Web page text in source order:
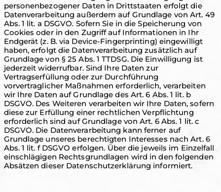
personenbezogener Daten in Drittstaaten erfolgt die
Datenverarbeitung außerdem auf Grundlage von Art. 49
Abs. 1 lit. a DSGVO. Sofern Sie in die Speicherung von
Cookies oder in den Zugriff auf Informationen in Ihr
Endgerät (z. B. via Device-Fingerprinting) eingewilligt
haben, erfolgt die Datenverarbeitung zusätzlich auf
Grundlage von § 25 Abs. 1 TTDSG. Die Einwilligung ist
jederzeit widerrufbar. Sind Ihre Daten zur
Vertragserfüllung oder zur Durchführung
vorvertraglicher Maßnahmen erforderlich, verarbeiten
wir Ihre Daten auf Grundlage des Art. 6 Abs. 1 lit. b
DSGVO. Des Weiteren verarbeiten wir Ihre Daten, sofern
diese zur Erfüllung einer rechtlichen Verpflichtung
erforderlich sind auf Grundlage von Art. 6 Abs. 1 lit. c
DSGVO. Die Datenverarbeitung kann ferner auf
Grundlage unseres berechtigten Interesses nach Art. 6
Abs. 1 lit. f DSGVO erfolgen. Über die jeweils im Einzelfall
einschlägigen Rechtsgrundlagen wird in den folgenden
Absätzen dieser Datenschutzerklärung informiert.